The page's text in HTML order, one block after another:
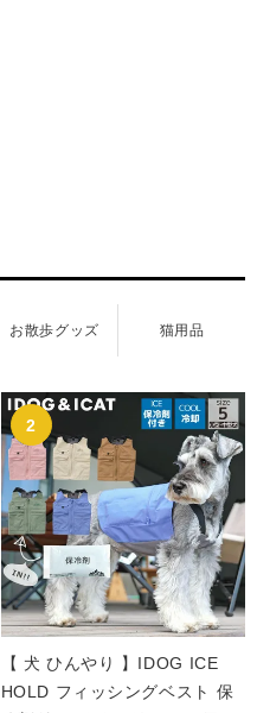
お散歩グッズ 猫用品
【 犬 ひんやり 】IDOG ICE
HOLD フィッシングベスト 保